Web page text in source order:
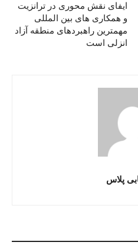
ایفای نقش محوری در ترانزیت
و همکاری های بین المللی
مهمترین راهبردهای منطقه آزاد
انزلی است
پلاس